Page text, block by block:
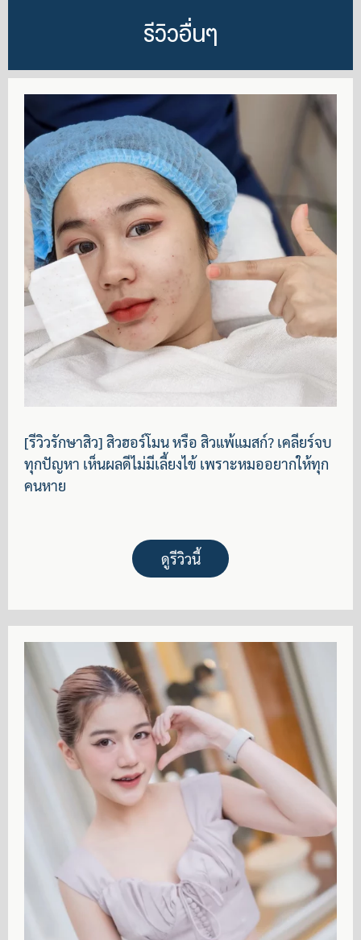
รีวิวอื่นๆ
[รีวิวรักษาสิว] สิวฮอร์โมน หรือ สิวแพ้แมสก์? เคลียร์จบ
ทุกปัญหา เห็นผลดีไม่มีเลี้ยงไข้ เพราะหมออยากให้ทุก
คนหาย
ดูรีวิวนี้